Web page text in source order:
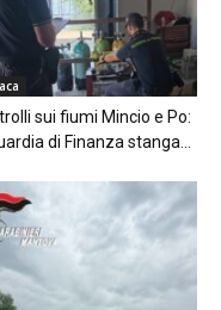
sui fiumi Mincio e Po:
di Finanza stanga...